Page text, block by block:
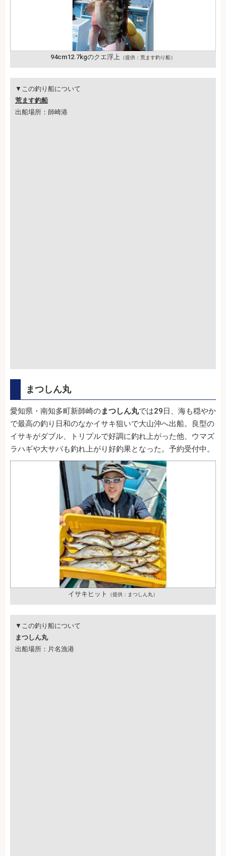
94cm12.7kgのクエ浮上 （提供：荒ます釣り船）
▼この釣り船について
荒ます釣船
出船場所：師崎港
まつしん丸
愛知県・南知多町新師崎のまつしん丸では29日、海も穏やか
で最高の釣り日和のなかイサキ狙いで大山沖へ出船。良型の
イサキがダブル、トリプルで好調に釣れ上がった他、ウマズ
ラハギや大サバも釣れ上がり好釣果となった。予約受付中。
イサキヒット （提供：まつしん丸）
▼この釣り船について
まつしん丸
出船場所：片名漁港